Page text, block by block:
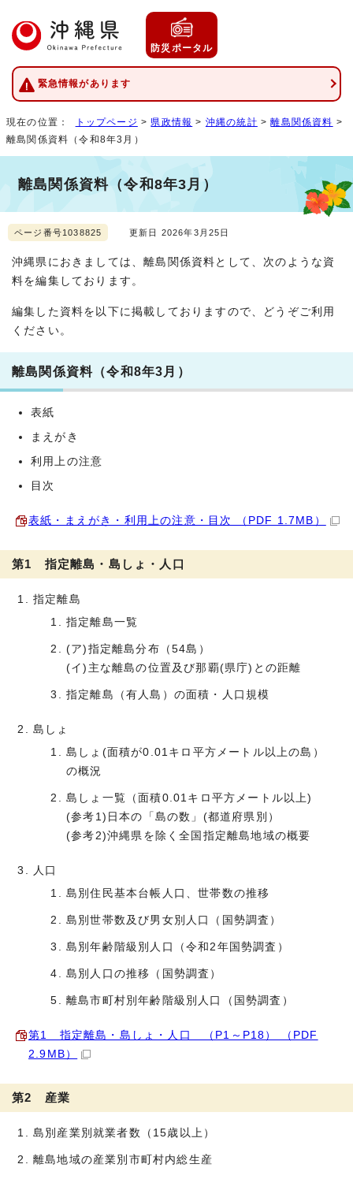
防災ポータル
緊急情報があります
現在の位置： トップページ > 県政情報 > 沖縄の統計 >離島関係資料 >
離島関係資料（令和8年3月）
離島関係資料（令和8年3月）
ページ番号1038825 更新日 2026年3月25日
沖縄県におきましては、離島関係資料として、次のような資
料を編集しております。
編集した資料を以下に掲載しておりますので、どうぞご利用
ください。
離島関係資料（令和8年3月）
表紙
まえがき
利用上の注意
目次
表紙・まえがき・利用上の注意・目次 （PDF 1.7MB）
第1 指定離島・島しょ・人口
指定離島
指定離島一覧
(ア)指定離島分布（54島）
(イ)主な離島の位置及び那覇(県庁)との距離
指定離島（有人島）の面積・人口規模
島しょ
島しょ(面積が0.01キロ平方メートル以上の島）
の概況
島しょ一覧（面積0.01キロ平方メートル以上)
(参考1)日本の「島の数」(都道府県別）
(参考2)沖縄県を除く全国指定離島地域の概要
人口
島別住民基本台帳人口、世帯数の推移
島別世帯数及び男女別人口（国勢調査）
島別年齢階級別人口（令和2年国勢調査）
島別人口の推移（国勢調査）
離島市町村別年齢階級別人口（国勢調査）
第1 指定離島・島しょ・人口 （P1～P18） （PDF
2.9MB）
第2 産業
島別産業別就業者数（15歳以上）
離島地域の産業別市町村内総生産